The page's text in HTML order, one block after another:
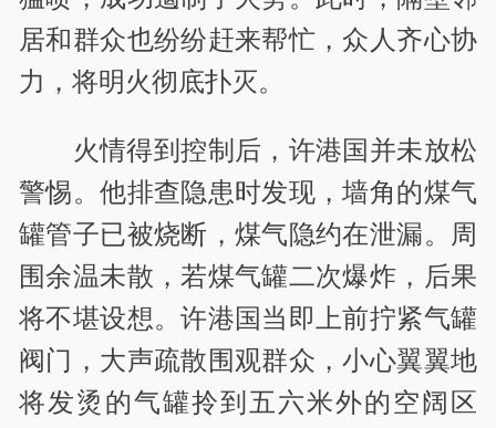
居和群众也纷纷赶来帮忙，众人齐心协
力，将明火彻底扑灭。
火情得到控制后，许港国并未放松
警惕。他排查隐患时发现，墙角的煤气
罐管子已被烧断，煤气隐约在泄漏。周
围余温未散，若煤气罐二次爆炸，后果
将不堪设想。许港国当即上前拧紧气罐
阀门，大声疏散围观群众，小心翼翼地
将发烫的气罐拎到五六米外的空阔区